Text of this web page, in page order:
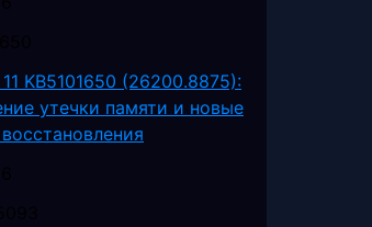
KB5101650 (26200.8875):
утечки памяти и новые